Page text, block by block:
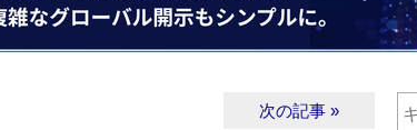
次の記事 »